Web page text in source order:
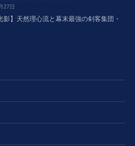
27日
影】天然理心流と幕末最強の剣客集団・